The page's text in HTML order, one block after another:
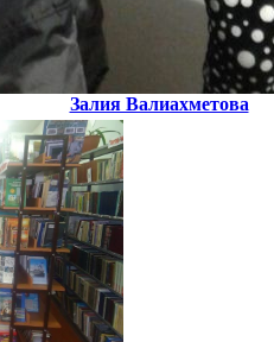
Залия Валиахметова